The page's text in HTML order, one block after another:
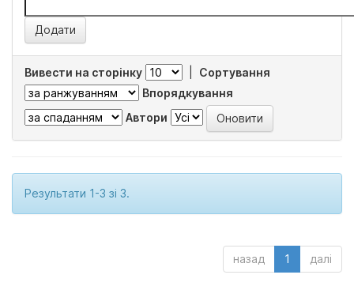
Вивести на сторінку
Сортування
Впорядкування
Автори
Результати 1-3 зі 3.
назад 1 далі